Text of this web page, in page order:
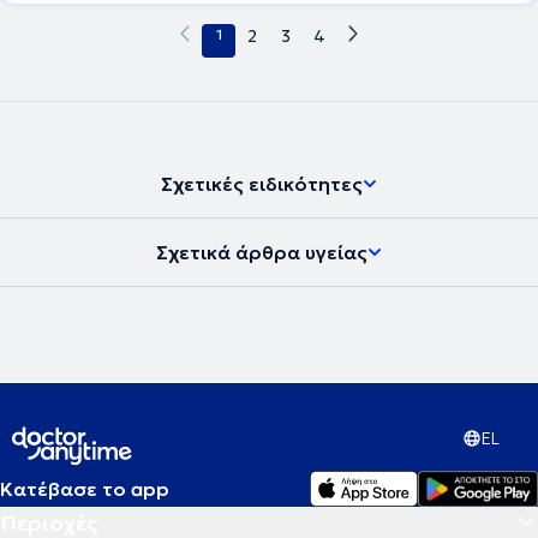
1 2 3 4
Σχετικές ειδικότητες
Σχετικά άρθρα υγείας
EL
Κατέβασε το app